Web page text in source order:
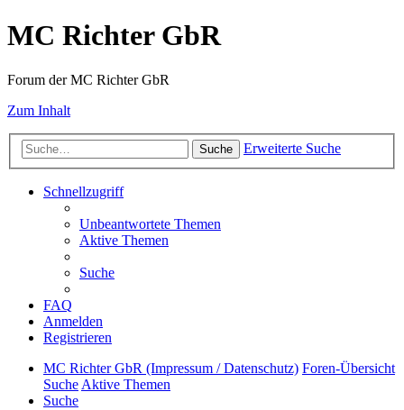
MC Richter GbR
Forum der MC Richter GbR
Zum Inhalt
Suche Erweiterte Suche
Schnellzugriff
Unbeantwortete Themen
Aktive Themen
Suche
FAQ
Anmelden
Registrieren
MC Richter GbR (Impressum / Datenschutz) Foren-Übersicht
SucheAktive Themen
Suche